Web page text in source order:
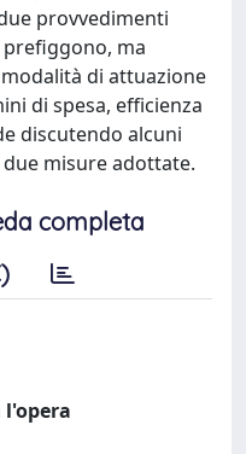
provvedimenti
ma
di attuazione
di spesa, efficienza
discutendo alcuni
misure adottate.
completa
l'opera